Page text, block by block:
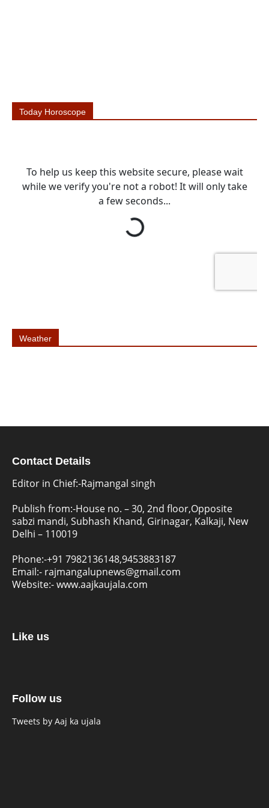
Today Horoscope
Weather
Contact Details
Editor in Chief:-Rajmangal singh
Publish from:-House no. – 30, 2nd floor,Opposite
sabzi mandi, Subhash Khand, Girinagar, Kalkaji, New
Delhi – 110019
Phone:-+91 7982136148,9453883187
Email:- rajmangalupnews@gmail.com
Website:-www.aajkaujala.com
Like us
Follow us
Tweets by Aaj ka ujala